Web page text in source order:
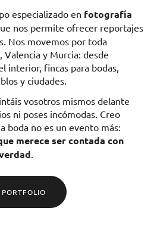
especializado en fotografía
nos permite ofrecer reportajes
Nos movemos por toda
y Murcia: desde
interior, fincas para bodas,
y ciudades.
vosotros mismos delante
ni poses incómodas. Creo
boda no es un evento más:
merece ser contada con
PORTFOLIO